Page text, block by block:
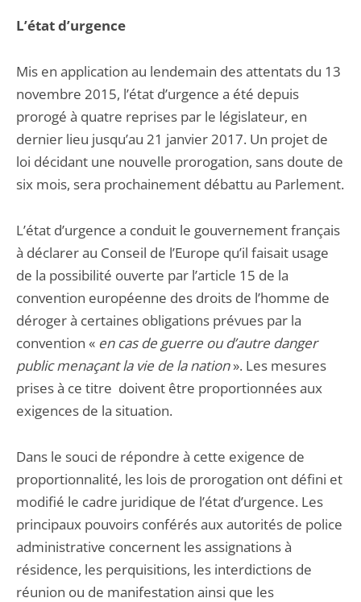
L’état d’urgence
Mis en application au lendemain des attentats du 13
novembre 2015, l’état d’urgence a été depuis
prorogé à quatre reprises par le législateur, en
dernier lieu jusqu’au 21 janvier 2017. Un projet de
loi décidant une nouvelle prorogation, sans doute de
six mois, sera prochainement débattu au Parlement.
L’état d’urgence a conduit le gouvernement français
à déclarer au Conseil de l’Europe qu’il faisait usage
de la possibilité ouverte par l’article 15 de la
convention européenne des droits de l’homme de
déroger à certaines obligations prévues par la
convention « en cas de guerre ou d’autre danger
public menaçant la vie de la nation». Les mesures
prises à ce titre doivent être proportionnées aux
exigences de la situation.
Dans le souci de répondre à cette exigence de
proportionnalité, les lois de prorogation ont défini et
modifié le cadre juridique de l’état d’urgence. Les
principaux pouvoirs conférés aux autorités de police
administrative concernent les assignations à
résidence, les perquisitions, les interdictions de
réunion ou de manifestation ainsi que les